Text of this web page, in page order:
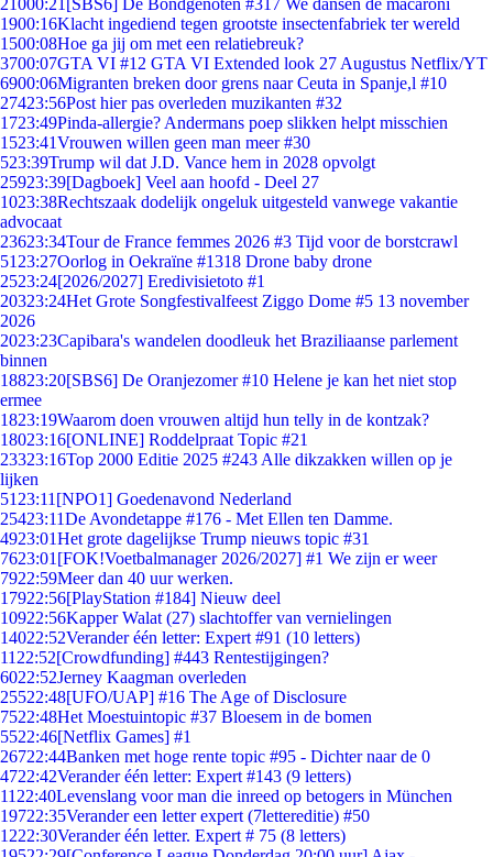
21000:21 [SBS6] De Bondgenoten #317 We dansen de macaroni
1900:16Klacht ingediend tegen grootste insectenfabriek ter wereld
1500:08Hoe ga jij om met een relatiebreuk?
3700:07GTA VI #12 GTA VI Extended look 27 Augustus Netflix/YT
6900:06Migranten breken door grens naar Ceuta in Spanje,l #10
27423:56Post hier pas overleden muzikanten #32
1723:49Pinda-allergie? Andermans poep slikken helpt misschien
1523:41Vrouwen willen geen man meer #30
523:39Trump wil dat J.D. Vance hem in 2028 opvolgt
25923:39[Dagboek] Veel aan hoofd - Deel 27
1023:38Rechtszaak dodelijk ongeluk uitgesteld vanwege vakantie
advocaat
23623:34Tour de France femmes 2026 #3 Tijd voor de borstcrawl
51 23:27Oorlog in Oekraïne #1318 Drone baby drone
2523:24[2026/2027] Eredivisietoto #1
20323:24Het Grote Songfestivalfeest Ziggo Dome #5 13 november
2026
2023:23Capibara's wandelen doodleuk het Braziliaanse parlement
binnen
18823:20[SBS6] De Oranjezomer #10 Helene je kan het niet stop
ermee
1823:19Waarom doen vrouwen altijd hun telly in de kontzak?
18023:16[ONLINE] Roddelpraat Topic #21
23323:16Top 2000 Editie 2025 #243 Alle dikzakken willen op je
lijken
51 23:11 [NPO1] Goedenavond Nederland
25423:11De Avondetappe #176 - Met Ellen ten Damme.
4923:01Het grote dagelijkse Trump nieuws topic #31
7623:01 [FOK!Voetbalmanager 2026/2027] #1 We zijn er weer
7922:59Meer dan 40 uur werken.
17922:56[PlayStation #184] Nieuw deel
10922:56Kapper Walat (27) slachtoffer van vernielingen
14022:52Verander één letter: Expert #91 (10 letters)
11 22:52[Crowdfunding] #443 Rentestijgingen?
6022:52Jerney Kaagman overleden
25522:48[UFO/UAP] #16 The Age of Disclosure
7522:48Het Moestuintopic #37 Bloesem in de bomen
5522:46[Netflix Games] #1
26722:44Banken met hoge rente topic #95 - Dichter naar de 0
4722:42Verander één letter: Expert #143 (9 letters)
11 22:40Levenslang voor man die inreed op betogers in München
19722:35Verander een letter expert (7lettereditie) #50
1222:30Verander één letter. Expert # 75 (8 letters)